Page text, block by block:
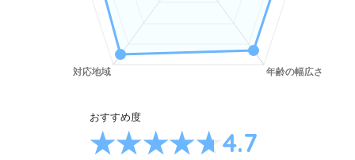
おすすめ度
4.7